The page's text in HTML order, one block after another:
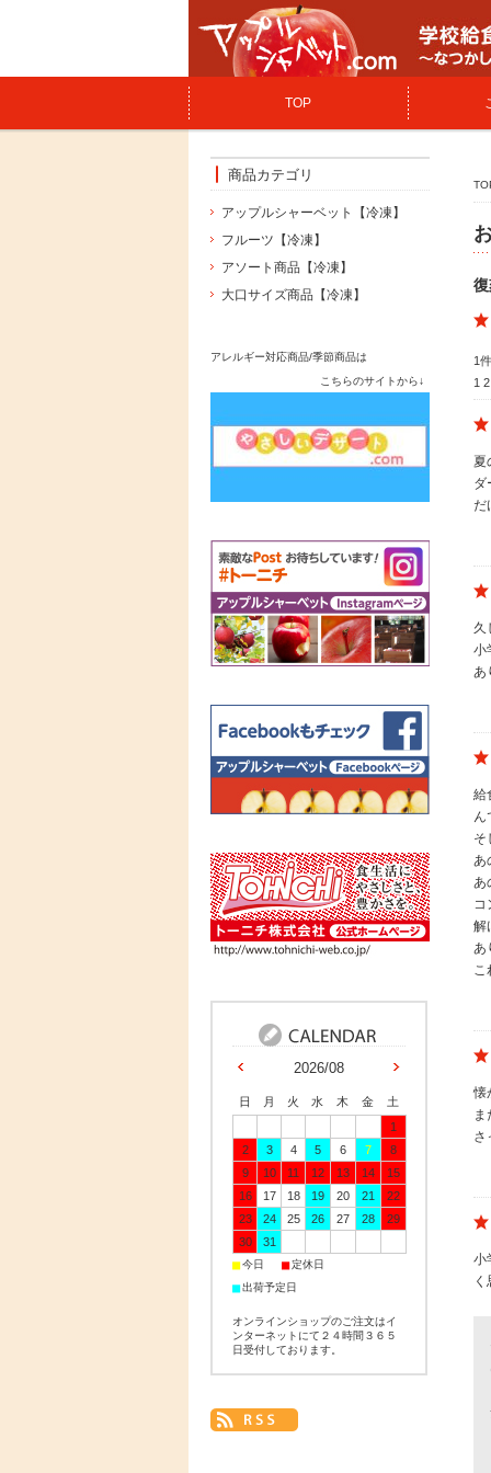
TOP
1
1 2
夏
ダ
だ
久
小
あ
給
ん
そ
あ
あ
コ
解
あ
こ
懐
ま
さ
小
商品カテゴリ
アップルシャーベット【冷凍】
フルーツ【冷凍】
アソート商品【冷凍】
大口サイズ商品【冷凍】
アレルギー対応商品/季節商品は
こちらのサイトから↓
2026/08
日 月 火 水 木 金
土
1
2
3 4 5 6 7
8
9
10 11 12 13 14
15
16
17 18 19 20 21
22
23
24 25 26 27 28
29
30
31
■今日 ■定休日
■出荷予定日
オンラインショップのご注文はイ
ンターネットにて２４時間３６５
日受付しております。